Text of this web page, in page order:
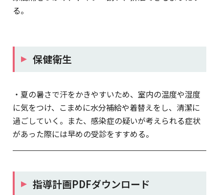
る。
保健衛生
・夏の暑さで汗をかきやすいため、室内の温度や湿度
に気をつけ、こまめに水分補給や着替えをし、清潔に
過ごしていく。また、感染症の疑いが考えられる症状
があった際には早めの受診をすすめる。
指導計画PDFダウンロード